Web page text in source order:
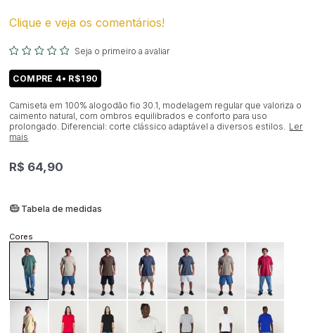
Clique e veja os comentários!
Seja o primeiro a avaliar
COMPRE 4• R$190
Camiseta em 100% alogodão fio 30.1, modelagem regular que valoriza o
caimento natural, com ombros equilibrados e conforto para uso
prolongado. Diferencial: corte clássico adaptável a diversos estilos. Ler
mais
R$ 64,90
Tabela de medidas